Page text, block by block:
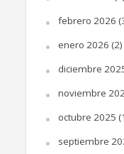
febrero 2026
enero 2026 (2)
diciembre
noviembre
octubre 2025
septiembre